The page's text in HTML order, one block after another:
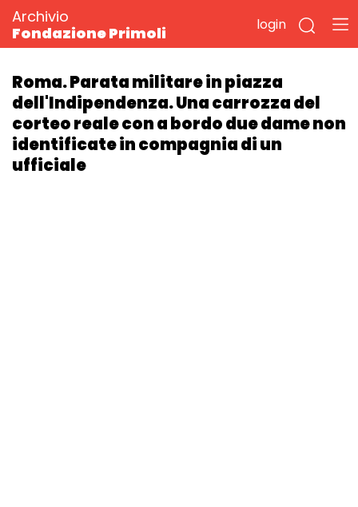
Archivio
Fondazione Primoli
login
Roma. Parata militare in piazza
dell'Indipendenza. Una carrozza del
corteo reale con a bordo due dame non
identificate in compagnia di un
ufficiale